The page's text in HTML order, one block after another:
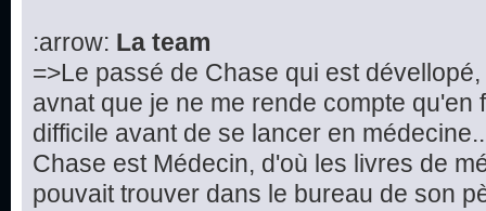
:arrow: La team
=>Le passé de Chase qui est
avnat que je ne me rende compte qu'en
difficile avant de se lancer en
Chase est Médecin, d'où les livres de
pouvait trouver dans le bureau de son